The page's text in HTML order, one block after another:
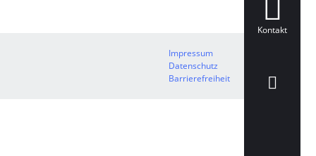
Kontakt
Impressum
Datenschutz
Barrierefreiheit